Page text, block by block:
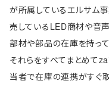
が所属しているエルサム
売しているLED商材や音
部材や部品の在庫を持って
それらをすべてまとめて
当者で在庫の連携がすぐ